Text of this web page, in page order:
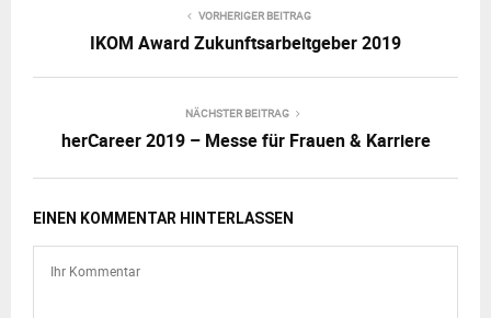
VORHERIGER BEITRAG
IKOM Award Zukunftsarbeitgeber 2019
NÄCHSTER BEITRAG
herCareer 2019 – Messe für Frauen & Karriere
EINEN KOMMENTAR HINTERLASSEN